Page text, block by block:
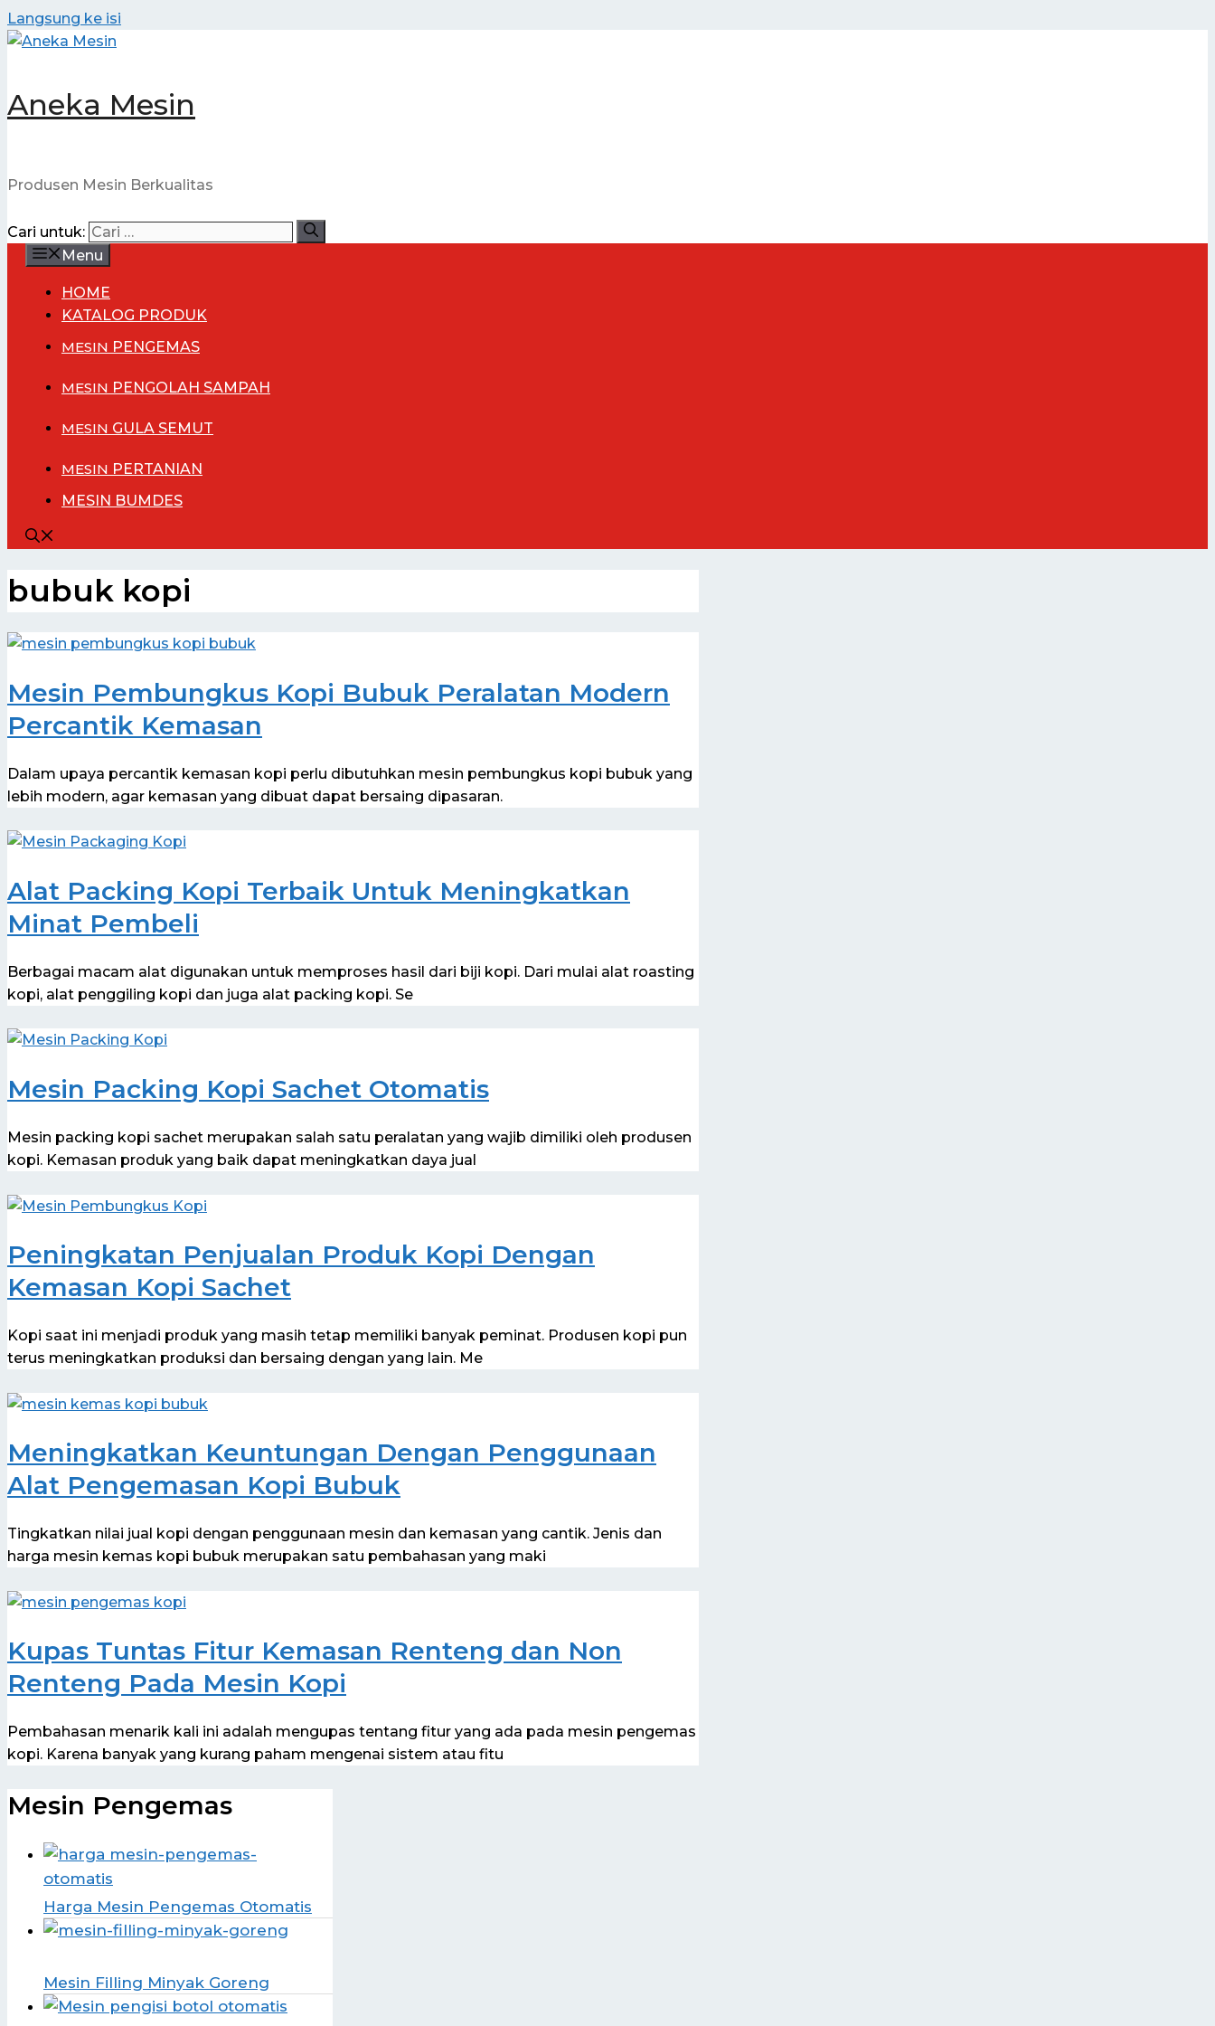
Langsung ke isi
Aneka Mesin
Produsen Mesin Berkualitas
Cari untuk:
Menu
HOME
KATALOG PRODUK
MESIN PENGEMAS
MESIN PENGOLAH SAMPAH
MESIN GULA SEMUT
MESIN PERTANIAN
MESIN BUMDES
bubuk kopi
Mesin Pembungkus Kopi Bubuk Peralatan Modern
Percantik Kemasan
Dalam upaya percantik kemasan kopi perlu dibutuhkan mesin pembungkus kopi bubuk yang
lebih modern, agar kemasan yang dibuat dapat bersaing dipasaran.
Alat Packing Kopi Terbaik Untuk Meningkatkan
Minat Pembeli
Berbagai macam alat digunakan untuk memproses hasil dari biji kopi. Dari mulai alat roasting
kopi, alat penggiling kopi dan juga alat packing kopi. Se
Mesin Packing Kopi Sachet Otomatis
Mesin packing kopi sachet merupakan salah satu peralatan yang wajib dimiliki oleh produsen
kopi. Kemasan produk yang baik dapat meningkatkan daya jual
Peningkatan Penjualan Produk Kopi Dengan
Kemasan Kopi Sachet
Kopi saat ini menjadi produk yang masih tetap memiliki banyak peminat. Produsen kopi pun
terus meningkatkan produksi dan bersaing dengan yang lain. Me
Meningkatkan Keuntungan Dengan Penggunaan
Alat Pengemasan Kopi Bubuk
Tingkatkan nilai jual kopi dengan penggunaan mesin dan kemasan yang cantik. Jenis dan
harga mesin kemas kopi bubuk merupakan satu pembahasan yang maki
Kupas Tuntas Fitur Kemasan Renteng dan Non
Renteng Pada Mesin Kopi
Pembahasan menarik kali ini adalah mengupas tentang fitur yang ada pada mesin pengemas
kopi. Karena banyak yang kurang paham mengenai sistem atau fitu
Mesin Pengemas
Harga Mesin Pengemas Otomatis
Mesin Filling Minyak Goreng